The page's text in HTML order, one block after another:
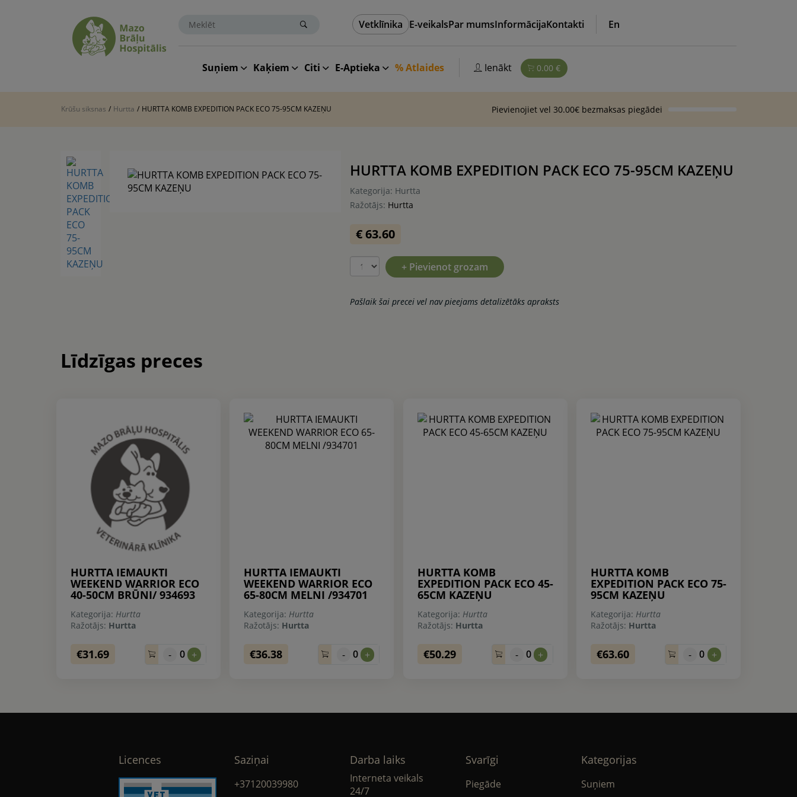
Vetklīnika E-veikalsPar mumsInformācijaKontakti En
Suņiem Kaķiem Citi E-Aptieka % Atlaides Ienākt 0.00 €
Pievienojiet vel 30.00€ bezmaksas piegādei
Krūšu siksnas / Hurtta / HURTTA KOMB EXPEDITION PACK ECO 75-95CM KAZEŅU
HURTTA KOMB EXPEDITION PACK ECO 75-95CM KAZEŅU
Kategorija: Hurtta
Ražotājs: Hurtta
€ 63.60
+ Pievienot grozam
Pašlaik šai precei vel nav pieejams detalizētāks apraksts
Līdzīgas preces
HURTTA IEMAUKTI
WEEKEND WARRIOR ECO
40-50CM BRŪNI/ 934693
Kategorija: Hurtta
Ražotājs: Hurtta
€31.69 - 0 +
HURTTA IEMAUKTI
WEEKEND WARRIOR ECO
65-80CM MELNI /934701
Kategorija: Hurtta
Ražotājs: Hurtta
€36.38 - 0 +
HURTTA KOMB
EXPEDITION PACK ECO 45-
65CM KAZEŅU
Kategorija: Hurtta
Ražotājs: Hurtta
€50.29 - 0 +
HURTTA KOMB
EXPEDITION PACK ECO 75-
95CM KAZEŅU
Kategorija: Hurtta
Ražotājs: Hurtta
€63.60 - 0 +
Licences Saziņai
+37120039980
Darba laiks
Interneta veikals
24/7
Svarīgi
Piegāde
Kategorijas
Suņiem